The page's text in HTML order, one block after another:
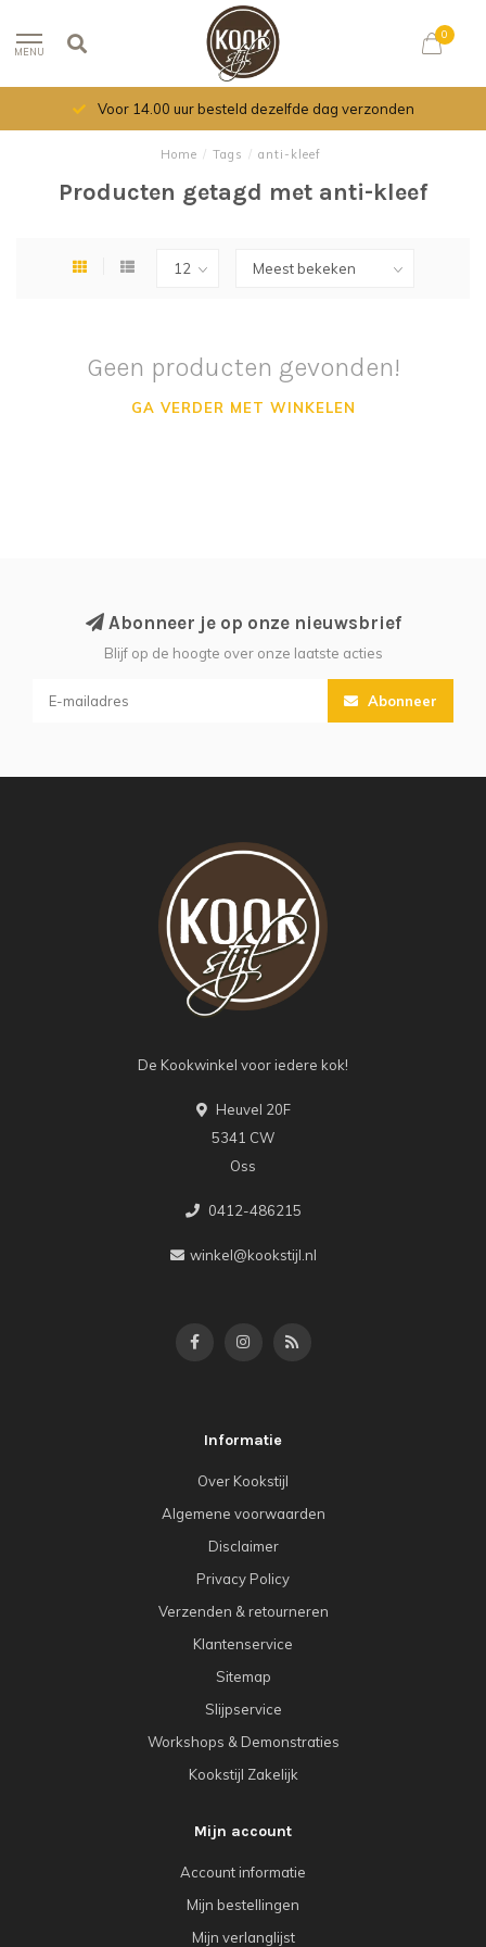
MENU
0
Voor 14.00 uur besteld dezelfde dag verzonden
Home / Tags / anti-kleef
Producten getagd met anti-kleef
Geen producten gevonden!
GA VERDER MET WINKELEN
Abonneer je op onze nieuwsbrief
Blijf op de hoogte over onze laatste acties
Abonneer
De Kookwinkel voor iedere kok!
Heuvel 20F
5341 CW
Oss
0412-486215
winkel@kookstijl.nl
Informatie
Over Kookstijl
Algemene voorwaarden
Disclaimer
Privacy Policy
Verzenden & retourneren
Klantenservice
Sitemap
Slijpservice
Workshops & Demonstraties
Kookstijl Zakelijk
Mijn account
Account informatie
Mijn bestellingen
Mijn verlanglijst